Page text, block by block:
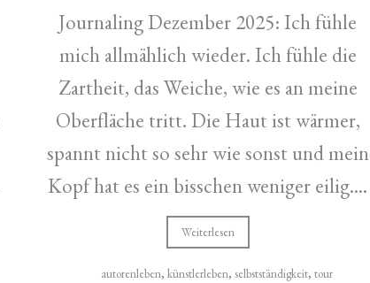
Journaling Dezember 2025: Ich fühle
mich allmählich wieder. Ich fühle die
Zartheit, das Weiche, wie es an meine
Oberfläche tritt. Die Haut ist wärmer,
spannt nicht so sehr wie sonst und mein
Kopf hat es ein bisschen weniger eilig....
Weiterlesen
autorenleben, künstlerleben, selbstständigkeit, tour